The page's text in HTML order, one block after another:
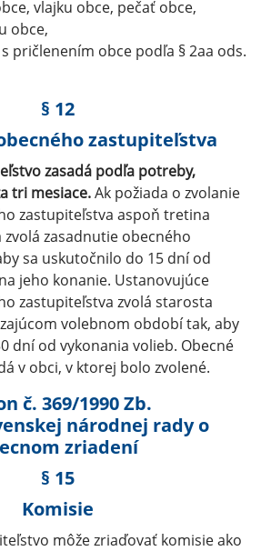
vlajku obce, pečať obce,
obce,
pričlenením obce podľa § 2aa ods.
§ 12
zastupiteľstva
zasadá podľa potreby,
tri mesiace.Ak požiada o zvolanie
zastupiteľstva aspoň tretina
zasadnutie obecného
sa uskutočnilo do 15 dní od
jeho konanie. Ustanovujúce
zastupiteľstva zvolá starosta
volebnom období tak, aby
dní od vykonania volieb. Obecné
v obci, v ktorej bolo zvolené.
č. 369/1990 Zb.
národnej rady o
zriadení
§ 15
Komisie
môže zriaďovať komisie ako